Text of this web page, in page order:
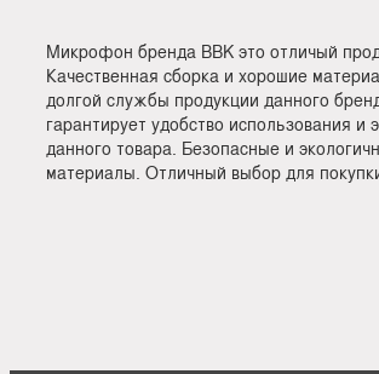
Микрофон бренда BBK это отличый
Качественная сборка и хорошие
долгой службы продукции данного
гарантирует удобство использования и
данного товара. Безопасные и
материалы. Отличный выбор для